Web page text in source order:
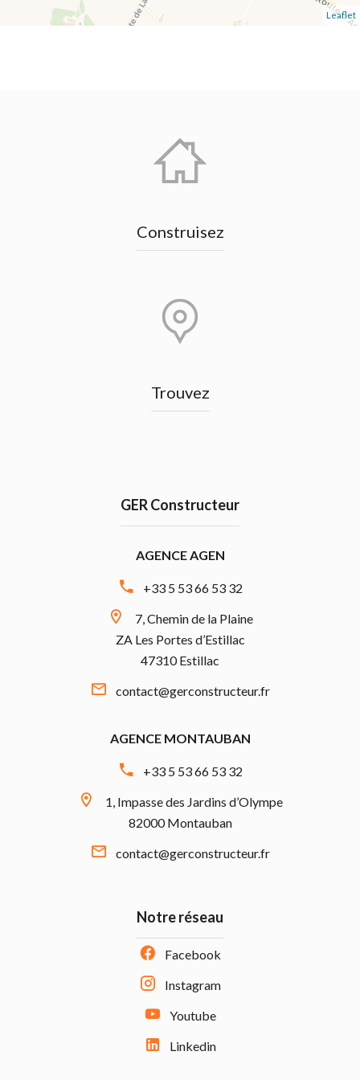
Leaflet
Construisez
Trouvez
GER Constructeur
AGENCE AGEN
+33 5 53 66 53 32
7, Chemin de la Plaine
ZA Les Portes d’Estillac
47310 Estillac
contact@gerconstructeur.fr
AGENCE MONTAUBAN
+33 5 53 66 53 32
1, Impasse des Jardins d’Olympe
82000 Montauban
contact@gerconstructeur.fr
Notre réseau
Facebook
Instagram
Youtube
Linkedin